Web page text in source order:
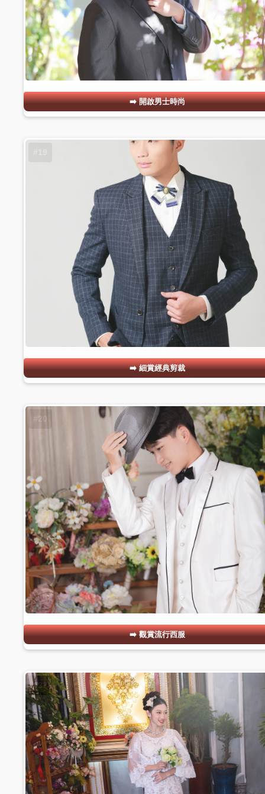
開啟男士時尚
細賞經典剪裁
#20
觀賞流行西服
#21